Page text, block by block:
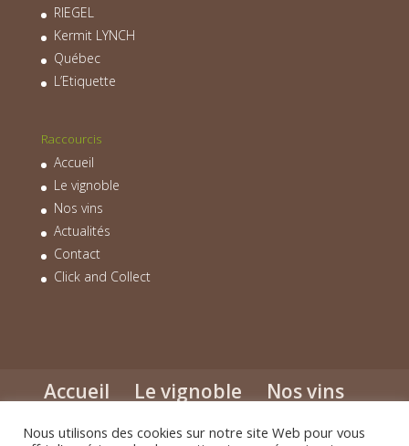
RIEGEL
Kermit LYNCH
Québec
L’Etiquette
Raccourcis
Accueil
Le vignoble
Nos vins
Actualités
Contact
Click and Collect
Accueil Le vignoble Nos vins
Actualités Contact
Click and Collect
Nous utilisons des cookies sur notre site Web pour vous